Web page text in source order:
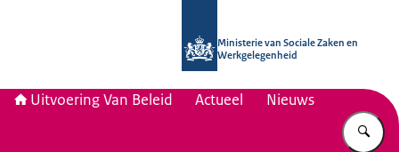
Ministerie van Sociale Zaken en
Werkgelegenheid
Uitvoering Van Beleid Actueel Nieuws